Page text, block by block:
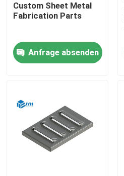
Haus
Dienstleistungen
Über uns
Fabrik-Ausflug
Custom Sheet Metal
Fabrication Parts
Anfrage absenden